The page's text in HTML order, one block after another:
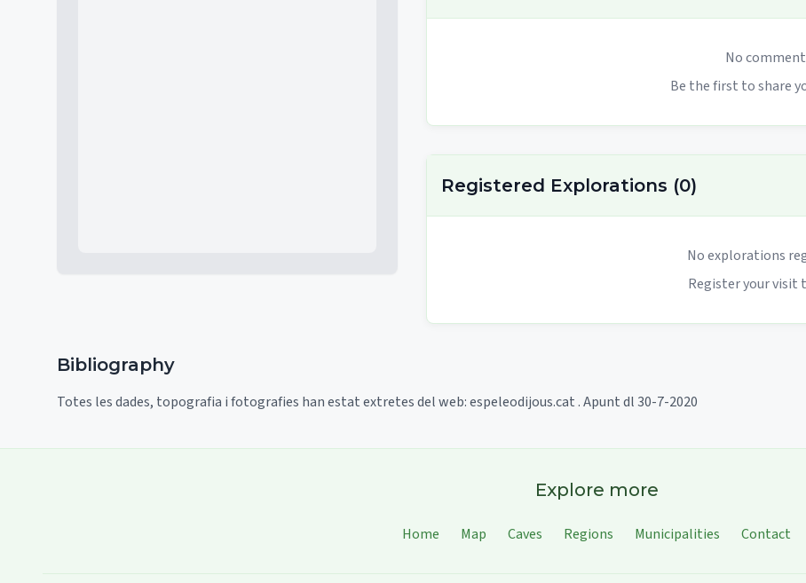
No
Be the first to share
Registered Explorations (0)
No explorations
Register your visit
Bibliography
Totes les dades, topografia i fotografies han estat extretes del web: espeleodijous.cat . Apunt dl 30-7-2020
Explore more
Home Map Caves Regions Municipalities Contact